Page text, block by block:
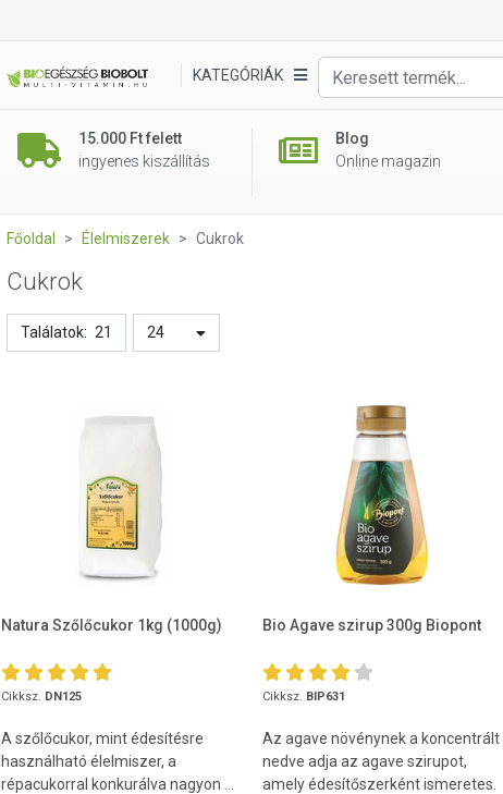
KATEGÓRIÁK
15.000 Ft felett
ingyenes kiszállítás
Blog
Online magazin
Főoldal Élelmiszerek Cukrok
Cukrok
Találatok: 21 24
Natura Szőlőcukor 1kg (1000g)
Cikksz. DN125
A szőlőcukor, mint édesítésre
használható élelmiszer, a
répacukorral konkurálva nagyon ...
Bio Agave szirup 300g Biopont
Cikksz. BIP631
Az agave növénynek a koncentrált
nedve adja az agave szirupot,
amely édesítőszerként ismeretes.